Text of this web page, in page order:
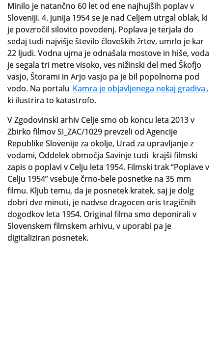
Za ustvarjalce
Strokovna usposabljanja za uslužbence
Gradivo
Register ustvarjalcev
Arhivske škatle
Slovenski elektronski arhiv
Anonimka
Virtualni.ZAC
Publikacije
Minilo je natančno 60 let od ene najhujših poplav v
Sloveniji. 4. junija 1954 se je nad Celjem utrgal oblak, ki
je povzročil silovito povodenj. Poplava je terjala do
sedaj tudi najvišje število človeških žrtev, umrlo je kar
22 ljudi. Vodna ujma je odnašala mostove in hiše, voda
je segala tri metre visoko, ves nižinski del med Škofjo
vasjo, Štorami in Arjo vasjo pa je bil popolnoma pod
vodo. Na portalu Kamra je objavljenega nekaj gradiva,
ki ilustrira to katastrofo.
V Zgodovinski arhiv Celje smo ob koncu leta 2013 v
Zbirko filmov SI_ZAC/1029 prevzeli od Agencije
Republike Slovenije za okolje, Urad za upravljanje z
vodami, Oddelek območja Savinje tudi krajši filmski
zapis o poplavi v Celju leta 1954. Filmski trak “Poplave v
Celju 1954” vsebuje črno-bele posnetke na 35 mm
filmu. Kljub temu, da je posnetek kratek, saj je dolg
dobri dve minuti, je nadvse dragocen oris tragičnih
dogodkov leta 1954. Original filma smo deponirali v
Slovenskem filmskem arhivu, v uporabi pa je
digitaliziran posnetek.